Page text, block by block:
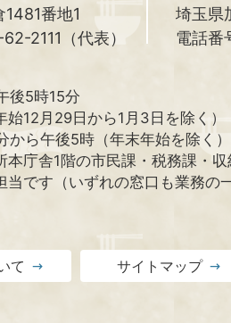
番地1
2111（代表）
埼玉県
電話番
後5時15分
始12月29日から1月3日を除く）
ら午後5時（年末年始を除く）
庁舎1階の市民課・税務課・収
当です（いずれの窓口も業務の
て サイトマップ